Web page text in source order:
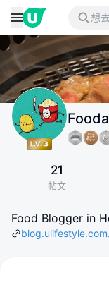
21
帖文
Food Blogger in